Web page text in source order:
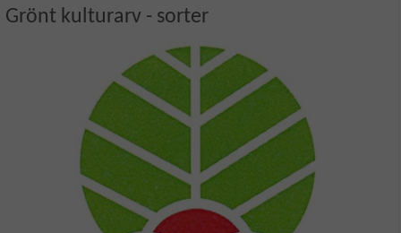
Grönt kulturarv - sorter